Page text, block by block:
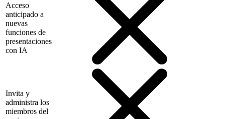
Acceso
anticipado a
nuevas
funciones de
presentaciones
con IA
Invita y
administra los
miembros del